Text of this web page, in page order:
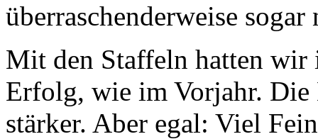
überraschenderweise
Mit den Staffeln hatten wir
Erfolg, wie im Vorjahr. Die
stärker. Aber egal: Viel